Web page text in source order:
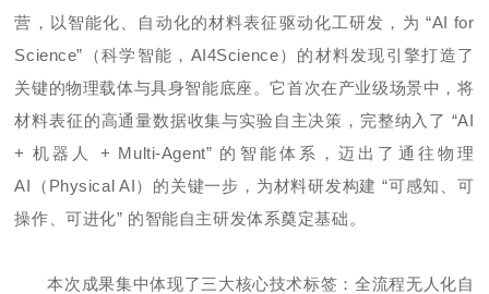
营，以智能化、自动化的材料表征驱动化工研发，为 “AI for
Science”（科学智能，AI4Science）的材料发现引擎打造了
关键的物理载体与具身智能底座。它首次在产业级场景中，将
材料表征的高通量数据收集与实验自主决策，完整纳入了 “AI
+ 机器人 + Multi-Agent” 的智能体系，迈出了通往物理
AI（Physical AI）的关键一步，为材料研发构建 “可感知、可
操作、可进化” 的智能自主研发体系奠定基础。
本次成果集中体现了三大核心技术标签：全流程无人化自